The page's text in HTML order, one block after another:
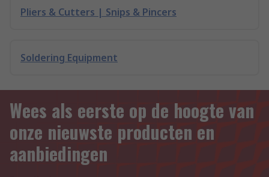
Pliers & Cutters | Snips & Pincers
Soldering Equipment
Wees als eerste op de hoogte van
onze nieuwste producten en
aanbiedingen